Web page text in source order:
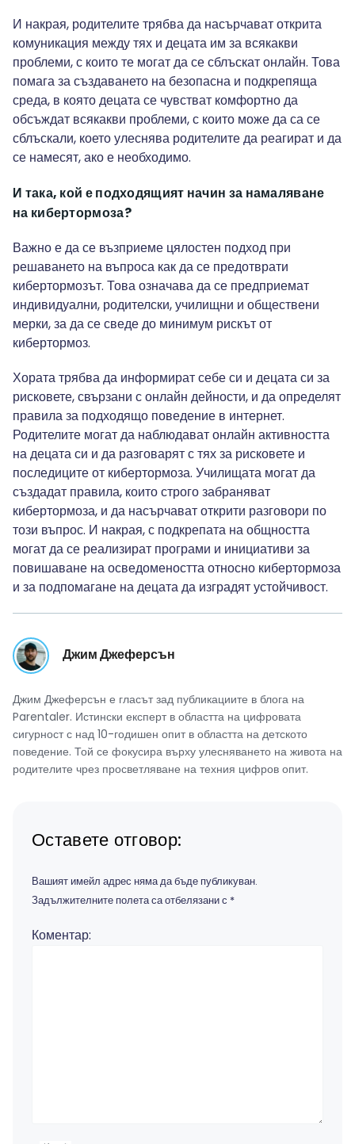
И накрая, родителите трябва да насърчават открита
комуникация между тях и децата им за всякакви
проблеми, с които те могат да се сблъскат онлайн. Това
помага за създаването на безопасна и подкрепяща
среда, в която децата се чувстват комфортно да
обсъждат всякакви проблеми, с които може да са се
сблъскали, което улеснява родителите да реагират и да
се намесят, ако е необходимо.
И така, кой е подходящият начин за намаляване
на кибертормоза?
Важно е да се възприеме цялостен подход при
решаването на въпроса как да се предотврати
кибертормозът. Това означава да се предприемат
индивидуални, родителски, училищни и обществени
мерки, за да се сведе до минимум рискът от
кибертормоз.
Хората трябва да информират себе си и децата си за
рисковете, свързани с онлайн дейности, и да определят
правила за подходящо поведение в интернет.
Родителите могат да наблюдават онлайн активността
на децата си и да разговарят с тях за рисковете и
последиците от кибертормоза. Училищата могат да
създадат правила, които строго забраняват
кибертормоза, и да насърчават открити разговори по
този въпрос. И накрая, с подкрепата на общността
могат да се реализират програми и инициативи за
повишаване на осведомеността относно кибертормоза
и за подпомагане на децата да изградят устойчивост.
Джим Джеферсън
Джим Джеферсън е гласът зад публикациите в блога на
Parentaler. Истински експерт в областта на цифровата
сигурност с над 10-годишен опит в областта на детското
поведение. Той се фокусира върху улесняването на живота на
родителите чрез просветляване на техния цифров опит.
Оставете отговор:
Вашият имейл адрес няма да бъде публикуван.
Задължителните полета са отбелязани с *
Коментар: